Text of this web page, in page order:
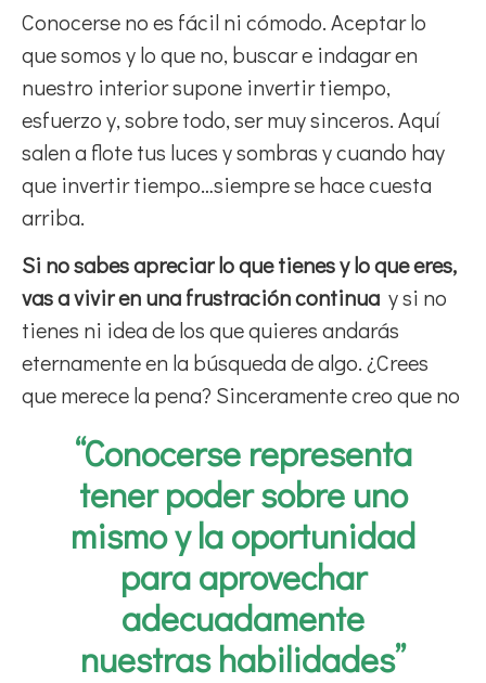
Conocerse no es fácil ni cómodo. Aceptar lo
que somos y lo que no, buscar e indagar en
nuestro interior supone invertir tiempo,
esfuerzo y, sobre todo, ser muy sinceros. Aquí
salen a flote tus luces y sombras y cuando hay
que invertir tiempo…siempre se hace cuesta
arriba.
Si no sabes apreciar lo que tienes y lo que eres,
vas a vivir en una frustración continua y si no
tienes ni idea de los que quieres andarás
eternamente en la búsqueda de algo. ¿Crees
que merece la pena? Sinceramente creo que no
“Conocerse representa
tener poder sobre uno
mismo y la oportunidad
para aprovechar
adecuadamente
nuestras habilidades”